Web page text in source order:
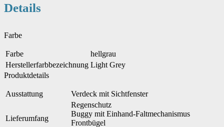
Details
Farbe
Farbe
hellgrau
Herstellerfarbbezeichnung Light Grey
Produktdetails
Ausstattung Verdeck mit Sichtfenster
Lieferumfang
Regenschutz
Buggy mit Einhand-Faltmechanismus
Frontbügel